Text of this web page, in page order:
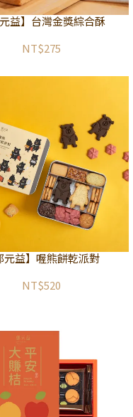
元益】台灣金獎綜合酥
NT$275
元益】喔熊餅乾派對
NT$520